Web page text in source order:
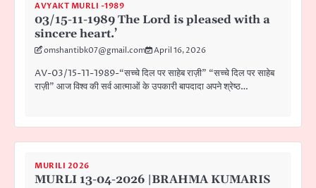
AVYAKT MURLI -1989
03/15-11-1989 The Lord is pleased with a
sincere heart.’
omshantibk07@gmail.com April 16, 2026
AV-03/15-11-1989-“सच्चे दिल पर साहेब राज़ी” “सच्चे दिल पर साहेब
राज़ी” आज विश्व की सर्व आत्माओं के उपकारी बापदादा अपने श्रेष्ठ…
MURILI 2026
MURLI 13-04-2026 |BRAHMA KUMARIS